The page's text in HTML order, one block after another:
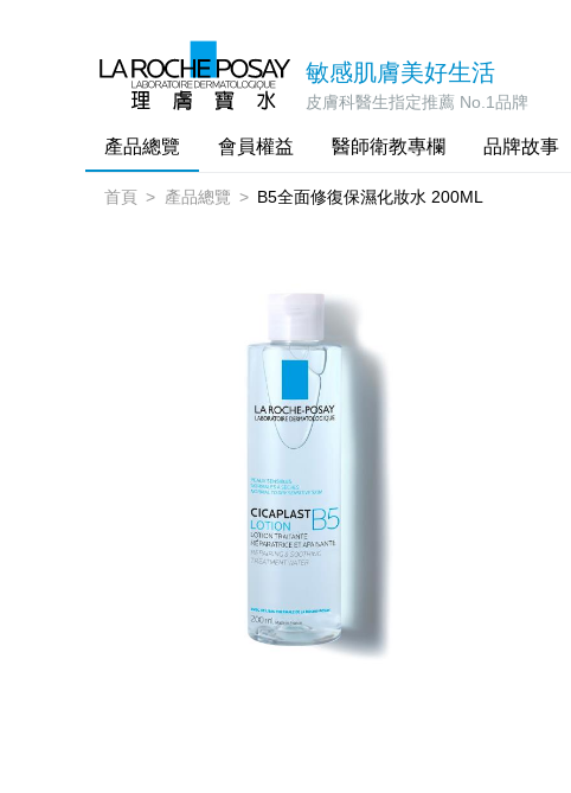
敏感肌膚美好生活
皮膚科醫生指定推薦 No.1品牌
產品總覽 會員權益 醫師衛教專欄 品牌故事
首頁 產品總覽 B5全面修復保濕化妝水 200ML